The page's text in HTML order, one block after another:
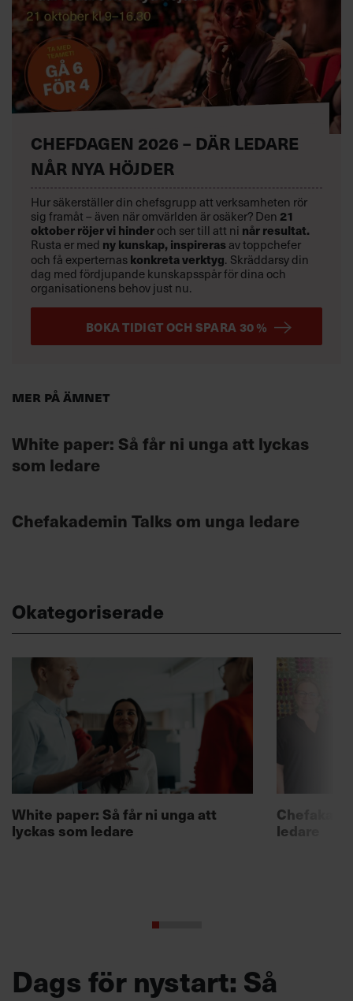
Mer på ämnet
White paper: Så får ni unga att lyckas
som ledare
Chefakademin Talks om unga ledare
CHEFDAGEN 2026 – DÄR LEDARE
NÅR NYA HÖJDER
Hur säkerställer din chefsgrupp att verksamheten rör
sig framåt – även när omvärlden är osäker? Den 21
oktoberröjer vi hinderoch ser till att ni når resultat.
Rusta er med ny kunskap, inspirerasav toppchefer
och få experternaskonkreta verktyg. Skräddarsy din
dag med fördjupande kunskapsspår för dina och
organisationens behov just nu.
BOKA TIDIGT OCH SPARA 30 %
Okategoriserade
White paper: Så får ni unga att
lyckas som ledare
ledare
Dags för nystart: Så